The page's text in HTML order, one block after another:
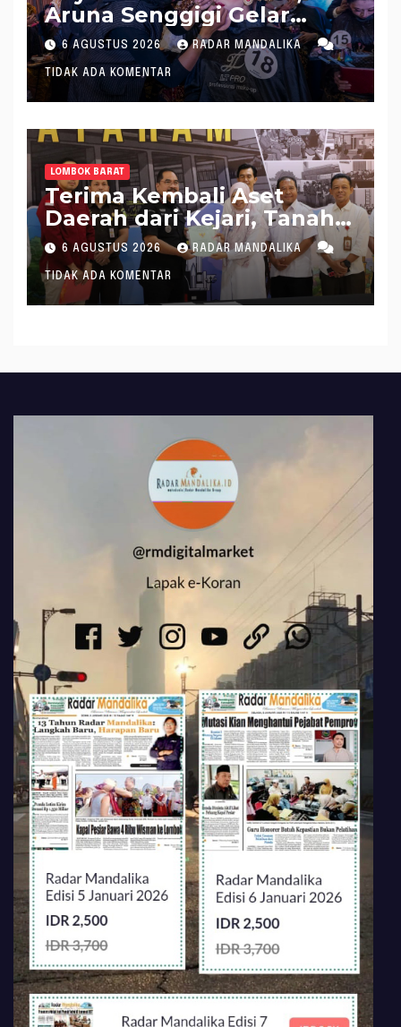
Aruna Senggigi Gelar
Aruna Makeup Artist
Competition 2026
6 AGUSTUS 2026 RADAR MANDALIKA
TIDAK ADA KOMENTAR
LOMBOK BARAT
Terima Kembali Aset
Daerah dari Kejari, Tanah
Pecatu Bagek Polak Siap
Disewakan
6 AGUSTUS 2026 RADAR MANDALIKA
TIDAK ADA KOMENTAR